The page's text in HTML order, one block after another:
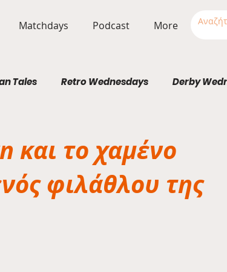
Matchdays Podcast More
Tales Retro Wednesdays Derby
και το χαμένο
φιλάθλου της